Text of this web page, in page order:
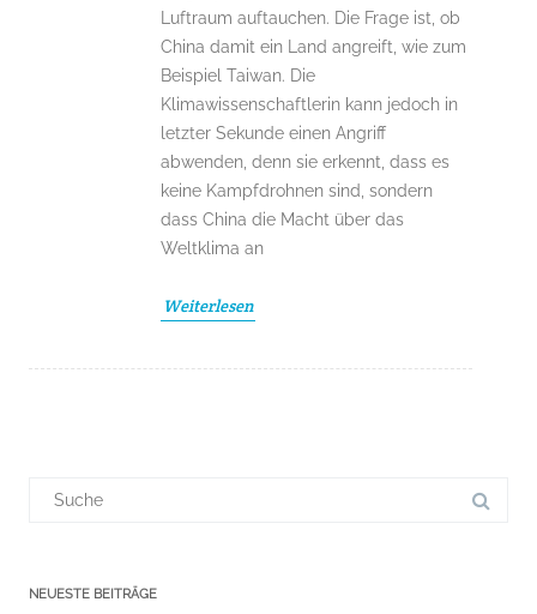
Luftraum auftauchen. Die Frage ist, ob
China damit ein Land angreift, wie zum
Beispiel Taiwan. Die
Klimawissenschaftlerin kann jedoch in
letzter Sekunde einen Angriff
abwenden, denn sie erkennt, dass es
keine Kampfdrohnen sind, sondern
dass China die Macht über das
Weltklima an
Weiterlesen
NEUESTE BEITRÄGE